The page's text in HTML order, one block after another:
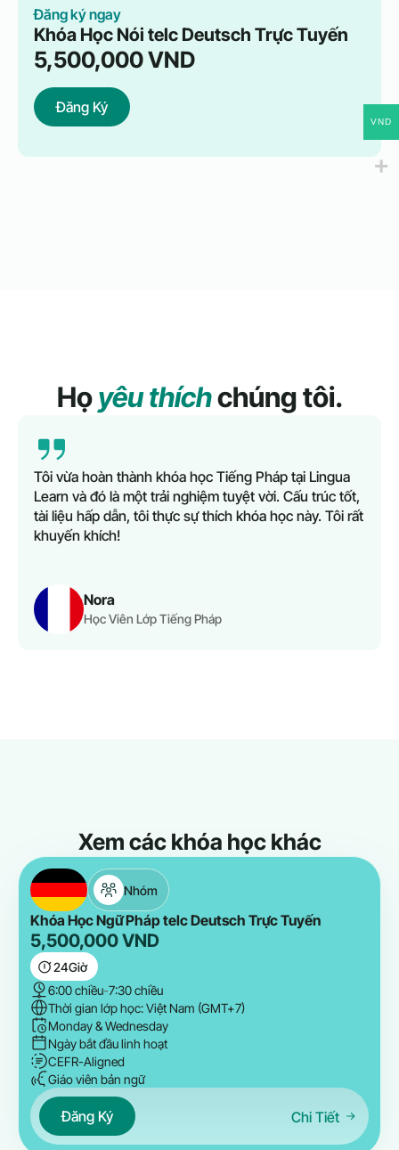
Đăng ký ngay
Khóa Học Nói telc Deutsch Trực Tuyến
5,500,000VND
Đăng Ký
Họyêu thíchchúng tôi.
Nora
Học Viên Lớp Tiếng Pháp
Tôi vừa hoàn thành khóa học Tiếng Pháp tại Lingua
Learn và đó là một trải nghiệm tuyệt vời. Cấu trúc tốt,
tài liệu hấp dẫn, tôi thực sự thích khóa học này. Tôi rất
khuyến khích!
Xem các khóa học khác
Nhóm
Khóa Học Ngữ Pháp telc Deutsch Trực Tuyến
5,500,000VND
24Giờ
6:00 chiều-7:30 chiều
Thời gian lớp học: Việt Nam (GMT+7)
Monday & Wednesday
Ngày bắt đầu linh hoạt
CEFR-Aligned
Giáo viên bản ngữ
Đăng Ký Chi Tiết
VND